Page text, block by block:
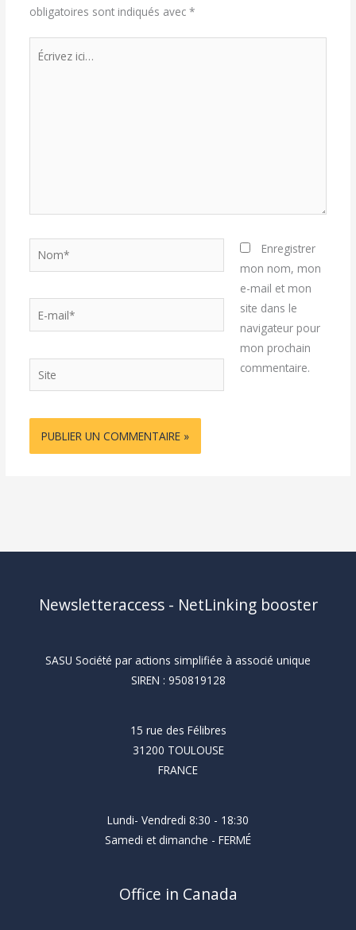
obligatoires sont indiqués avec *
Écrivez
Nom*
mail*
Site
Enregistrer
mon nom, mon
e-mail et mon
site dans le
navigateur pour
mon prochain
commentaire.
Newsletteraccess - NetLinking booster
SASU Société par actions simplifiée à associé unique
SIREN : 950819128
15 rue des Félibres
31200 TOULOUSE
FRANCE
Lundi- Vendredi 8:30 - 18:30
Samedi et dimanche - FERMÉ
Office in Canada